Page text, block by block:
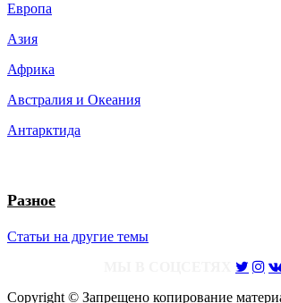
Европа
Азия
Африка
Австралия и Океания
Антарктида
Разное
Статьи на другие темы
Copyright © Запрещено копирование